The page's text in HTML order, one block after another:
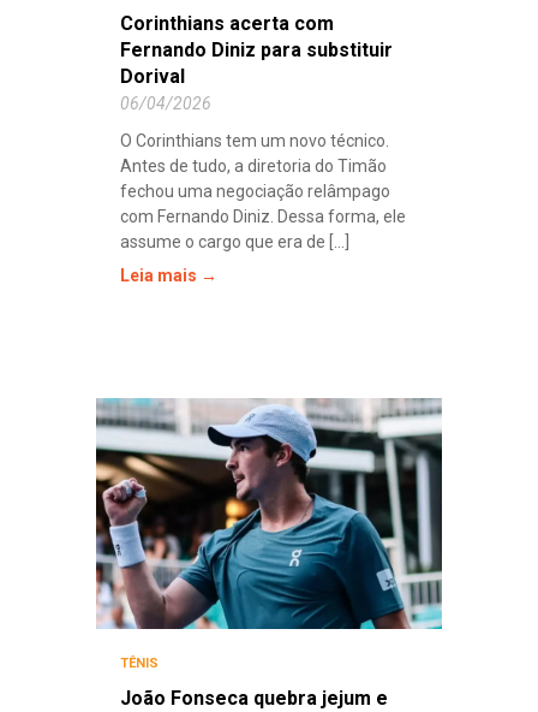
Corinthians acerta com
Fernando Diniz para substituir
Dorival
06/04/2026
O Corinthians tem um novo técnico.
Antes de tudo, a diretoria do Timão
fechou uma negociação relâmpago
com Fernando Diniz. Dessa forma, ele
assume o cargo que era de [...]
Leia mais →
TÊNIS
João Fonseca quebra jejum e